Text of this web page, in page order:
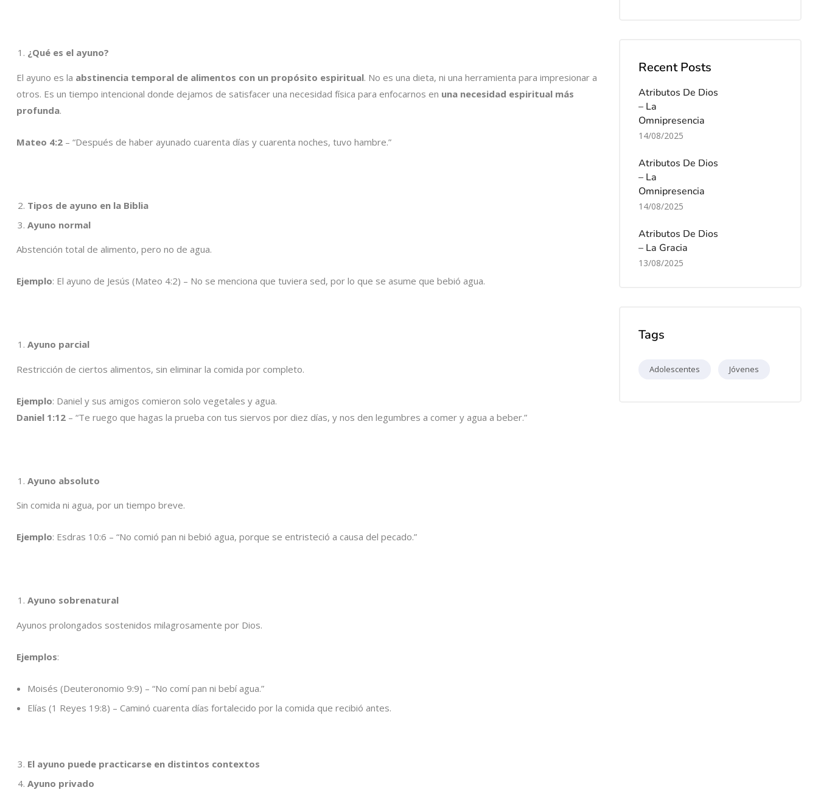
¿Qué es el ayuno?
El ayuno es la abstinencia temporal de alimentos con un propósito espiritual. No es una dieta, ni una herramienta para impresionar a
otros. Es un tiempo intencional donde dejamos de satisfacer una necesidad física para enfocarnos en una necesidad espiritual más
profunda.
Mateo 4:2 – “Después de haber ayunado cuarenta días y cuarenta noches, tuvo hambre.”
Tipos de ayuno en la Biblia
Ayuno normal
Abstención total de alimento, pero no de agua.
Ejemplo: El ayuno de Jesús (Mateo 4:2) – No se menciona que tuviera sed, por lo que se asume que bebió agua.
Ayuno parcial
Restricción de ciertos alimentos, sin eliminar la comida por completo.
Ejemplo: Daniel y sus amigos comieron solo vegetales y agua.
Daniel 1:12 – “Te ruego que hagas la prueba con tus siervos por diez días, y nos den legumbres a comer y agua a beber.”
Ayuno absoluto
Sin comida ni agua, por un tiempo breve.
Ejemplo: Esdras 10:6 – “No comió pan ni bebió agua, porque se entristeció a causa del pecado.”
Ayuno sobrenatural
Ayunos prolongados sostenidos milagrosamente por Dios.
Ejemplos:
Moisés (Deuteronomio 9:9) – “No comí pan ni bebí agua.”
Elías (1 Reyes 19:8) – Caminó cuarenta días fortalecido por la comida que recibió antes.
El ayuno puede practicarse en distintos contextos
Ayuno privado
Recent Posts
Atributos De Dios
– La
Omnipresencia
14/08/2025
Atributos De Dios
– La
Omnipresencia
14/08/2025
Atributos De Dios
– La Gracia
13/08/2025
Tags
Adolescentes Jóvenes